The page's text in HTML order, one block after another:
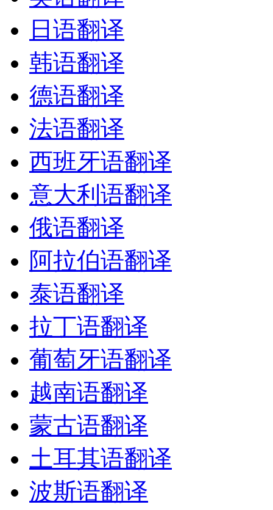
日语翻译
韩语翻译
德语翻译
法语翻译
西班牙语翻译
意大利语翻译
俄语翻译
阿拉伯语翻译
泰语翻译
拉丁语翻译
葡萄牙语翻译
越南语翻译
蒙古语翻译
土耳其语翻译
波斯语翻译